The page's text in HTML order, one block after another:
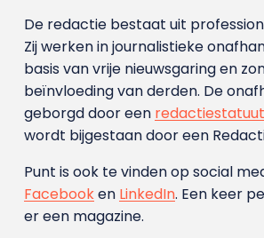
De redactie bestaat uit
Zij werken in journalistieke
basis van vrije nieuwsgaring en
beïnvloeding van derden. De
geborgd door een redactiestatuut
wordt bijgestaan door een
Punt is ook te vinden op social
Facebooken LinkedIn. Een keer
er een magazine.